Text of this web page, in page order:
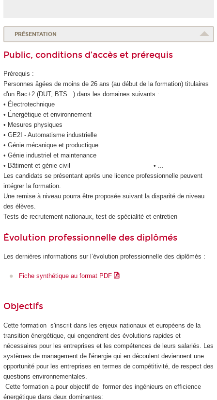
PRÉSENTATION
Public, conditions d’accès et prérequis
Prérequis :
Personnes âgées de moins de 26 ans (au début de la formation) titulaires
d'un Bac+2 (DUT, BTS...) dans les domaines suivants :
• Électrotechnique
• Énergétique et environnement
• Mesures physiques
• GE2I - Automatisme industrielle
• Génie mécanique et productique
• Génie industriel et maintenance
• Bâtiment et génie civil • ...
Les candidats se présentant après une licence professionnelle peuvent
intégrer la formation.
Une remise à niveau pourra être proposée suivant la disparité de niveau
des élèves.
Tests de recrutement nationaux, test de spécialité et entretien
Évolution professionnelle des diplômés
Les dernières informations sur l’évolution professionnelle des diplômés :
Fiche synthétique au format PDF
Objectifs
Cette formation s'inscrit dans les enjeux nationaux et européens de la
transition énergétique, qui engendrent des évolutions rapides et
nécessaires pour les entreprises et les compétences de leurs salariés. Les
systèmes de management de l'énergie qui en découlent deviennent une
opportunité pour les entreprises en termes de compétitivité, de respect des
questions environnementales.
Cette formation a pour objectif de former des ingénieurs en efficience
énergétique dans deux dominantes: